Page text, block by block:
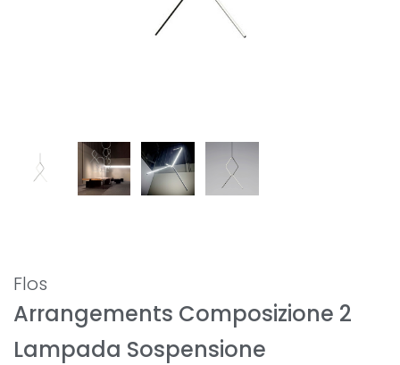
Flos
Arrangements Composizione 2
Lampada Sospensione